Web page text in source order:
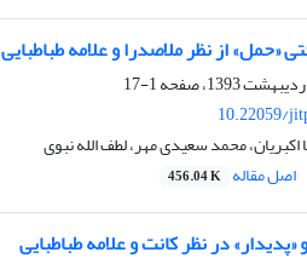
«حمل» از نظر ملاصدرا و علامه طباطبایی
1-17
10.22059/
محمد سعیدی مهر، لطف الله نبوی
اصل مقاله 456.04 K
در نظر کانت و علامه طباطبایی